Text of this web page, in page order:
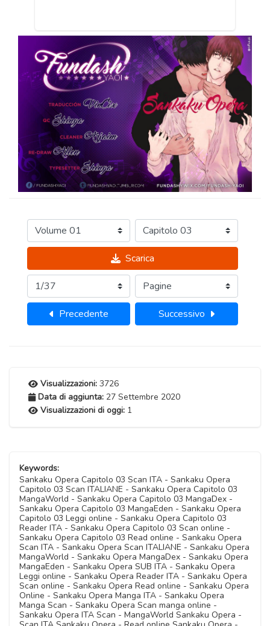
Scarica
Precedente Successivo
Visualizzazioni: 3726
Data di aggiunta: 27 Settembre 2020
Visualizzazioni di oggi: 1
Keywords:
Sankaku Opera Capitolo 03 Scan ITA - Sankaku Opera
Capitolo 03 Scan ITALIANE - Sankaku Opera Capitolo 03
MangaWorld - Sankaku Opera Capitolo 03 MangaDex -
Sankaku Opera Capitolo 03 MangaEden - Sankaku Opera
Capitolo 03 Leggi online - Sankaku Opera Capitolo 03
Reader ITA - Sankaku Opera Capitolo 03 Scan online -
Sankaku Opera Capitolo 03 Read online - Sankaku Opera
Scan ITA - Sankaku Opera Scan ITALIANE - Sankaku Opera
MangaWorld - Sankaku Opera MangaDex - Sankaku Opera
MangaEden - Sankaku Opera SUB ITA - Sankaku Opera
Leggi online - Sankaku Opera Reader ITA - Sankaku Opera
Scan online - Sankaku Opera Read online - Sankaku Opera
Online - Sankaku Opera Manga ITA - Sankaku Opera
Manga Scan - Sankaku Opera Scan manga online -
Sankaku Opera ITA Scan - MangaWorld Sankaku Opera -